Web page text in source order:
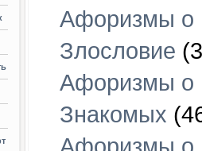
Афоризмы о
Злословие
Афоризмы о
Знакомых